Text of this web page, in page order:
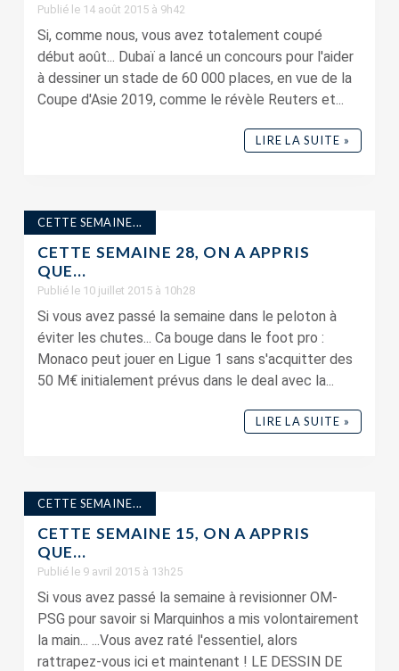
Publié le 14 août 2015 à 9h42
Si, comme nous, vous avez totalement coupé
début août... Dubaï a lancé un concours pour l'aider
à dessiner un stade de 60 000 places, en vue de la
Coupe d'Asie 2019, comme le révèle Reuters et...
LIRE LA SUITE »
CETTE SEMAINE...
CETTE SEMAINE 28, ON A APPRIS
QUE…
Publié le 10 juillet 2015 à 10h28
Si vous avez passé la semaine dans le peloton à
éviter les chutes... Ca bouge dans le foot pro :
Monaco peut jouer en Ligue 1 sans s'acquitter des
50 M€ initialement prévus dans le deal avec la...
LIRE LA SUITE »
CETTE SEMAINE...
CETTE SEMAINE 15, ON A APPRIS
QUE…
Publié le 9 avril 2015 à 13h25
Si vous avez passé la semaine à revisionner OM-
PSG pour savoir si Marquinhos a mis volontairement
la main... ...Vous avez raté l'essentiel, alors
rattrapez-vous ici et maintenant ! LE DESSIN DE